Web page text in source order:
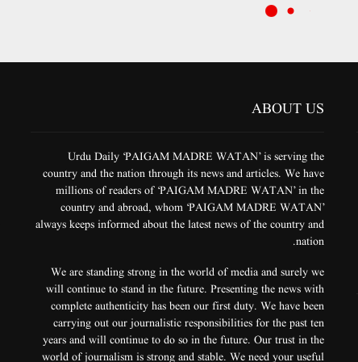
ABOUT US
Urdu Daily ‘PAIGAM MADRE WATAN’ is serving the
country and the nation through its news and articles. We have
millions of readers of ‘PAIGAM MADRE WATAN’ in the
country and abroad, whom ‘PAIGAM MADRE WATAN’
always keeps informed about the latest news of the country and
nation.
We are standing strong in the world of media and surely we
will continue to stand in the future. Presenting the news with
complete authenticity has been our first duty. We have been
carrying out our journalistic responsibilities for the past ten
years and will continue to do so in the future. Our trust in the
world of journalism is strong and stable. We need your useful